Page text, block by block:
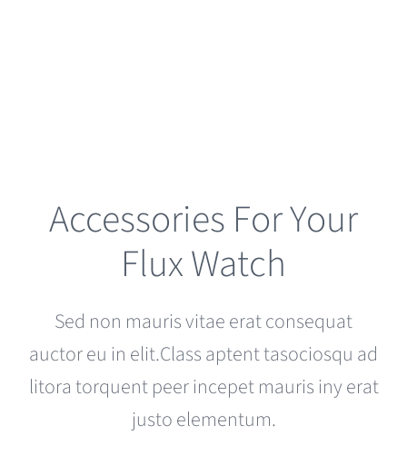
Accessories For Your
Flux Watch
Sed non mauris vitae erat consequat
auctor eu in elit.Class aptent tasociosqu ad
litora torquent peer incepet mauris iny erat
justo elementum.